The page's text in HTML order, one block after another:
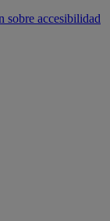
sobre accesibilidad